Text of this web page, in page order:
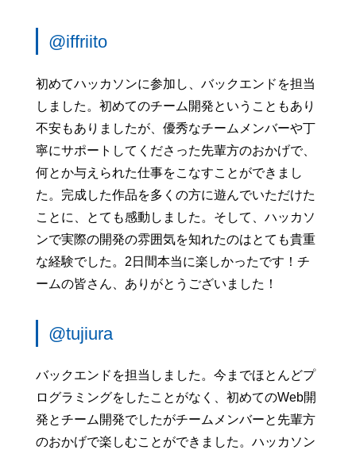
@iffriito
初めてハッカソンに参加し、バックエンドを担当
しました。初めてのチーム開発ということもあり
不安もありましたが、優秀なチームメンバーや丁
寧にサポートしてくださった先輩方のおかげで、
何とか与えられた仕事をこなすことができまし
た。完成した作品を多くの方に遊んでいただけた
ことに、とても感動しました。そして、ハッカソ
ンで実際の開発の雰囲気を知れたのはとても貴重
な経験でした。2日間本当に楽しかったです！チ
ームの皆さん、ありがとうございました！
@tujiura
バックエンドを担当しました。今までほとんどプ
ログラミングをしたことがなく、初めてのWeb開
発とチーム開発でしたがチームメンバーと先輩方
のおかげで楽しむことができました。ハッカソン